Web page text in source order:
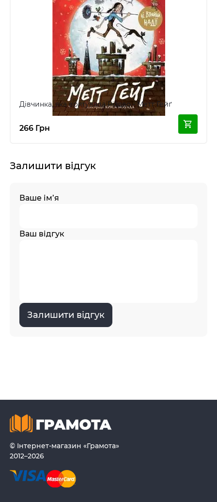
Дівчинка, яка врятувала Різдво - Метт Гейґ
266 Грн
Залишити відгук
Ваше ім’я
Ваш відгук
Залишити відгук
© Інтернет-магазин «Грамота»
2012–2026